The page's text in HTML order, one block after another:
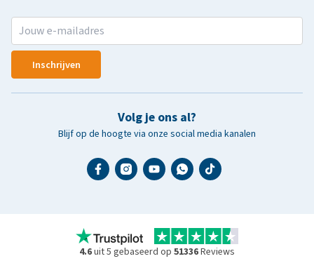
Inschrijven
Volg je ons al?
Blijf op de hoogte via onze social media kanalen
4.6uit 5 gebaseerd op 51336Reviews